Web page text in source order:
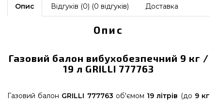
Опис Відгуків (0) (0 відгуків) Доставка
Опис
Газовий балон вибухобезпечний 9 кг /
19 л GRILLI 777763
Газовий балон GRILLI 777763 об'ємом 19 літрів (до 9 кг